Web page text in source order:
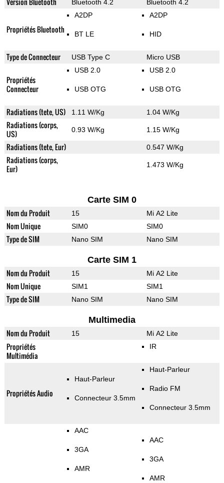
Bluetooth 4.2 Bluetooth 4.2
Propriétés Bluetooth
A2DP
BT LE
A2DP
HID
Type de Connecteur USB Type C Micro USB
Propriétés
Connecteur
USB 2.0
USB OTG
USB 2.0
USB OTG
Radiations (tete, US) 1.11 W/Kg 1.04 W/Kg
Radiations (corps,
US)
0.93 W/Kg 1.15 W/Kg
Radiations (tete, Eur) 0.547 W/Kg
Radiations (corps,
Eur)
1.473 W/Kg
Carte SIM 0
Nom du Produit 15 Mi A2 Lite
Nom Unique SIM0 SIM0
Type de SIM Nano SIM Nano SIM
Carte SIM 1
Nom du Produit 15 Mi A2 Lite
Nom Unique SIM1 SIM1
Type de SIM Nano SIM Nano SIM
Multimedia
Nom du Produit 15 Mi A2 Lite
Propriétés
Multimédia
IR
Propriétés Audio
Haut-Parleur
Connecteur 3.5mm
Haut-Parleur
Radio FM
Connecteur 3.5mm
AAC
3GA
AMR
AAC
3GA
AMR